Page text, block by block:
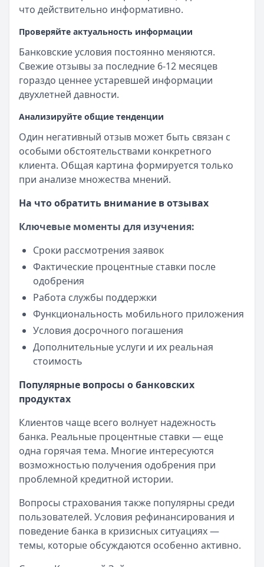
что действительно информативно.
Проверяйте актуальность информации
Банковские условия постоянно меняются.
Свежие отзывы за последние 6-12 месяцев
гораздо ценнее устаревшей информации
двухлетней давности.
Анализируйте общие тенденции
Один негативный отзыв может быть связан с
особыми обстоятельствами конкретного
клиента. Общая картина формируется только
при анализе множества мнений.
На что обратить внимание в отзывах
Ключевые моменты для изучения:
Сроки рассмотрения заявок
Фактические процентные ставки после
одобрения
Работа службы поддержки
Функциональность мобильного приложения
Условия досрочного погашения
Дополнительные услуги и их реальная
стоимость
Популярные вопросы о банковских
продуктах
Клиентов чаще всего волнует надежность
банка. Реальные процентные ставки — еще
одна горячая тема. Многие интересуются
возможностью получения одобрения при
проблемной кредитной истории.
Вопросы страхования также популярны среди
пользователей. Условия рефинансирования и
поведение банка в кризисных ситуациях —
темы, которые обсуждаются особенно активно.